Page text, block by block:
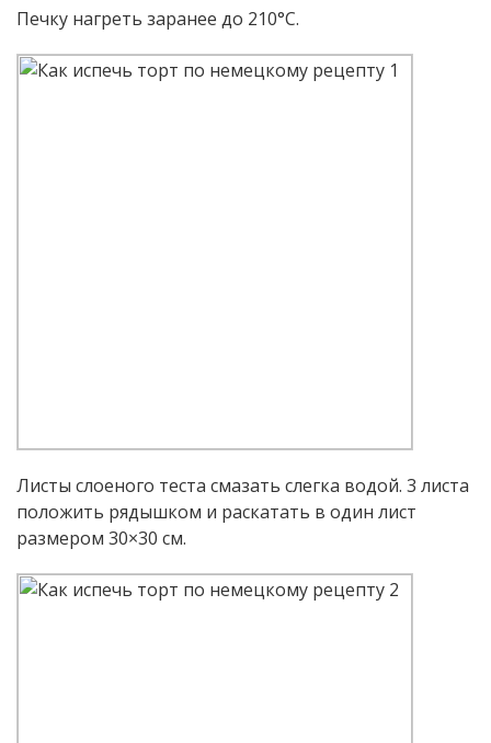
Печку нагреть заранее до 210°С.
Листы слоеного теста смазать слегка водой. 3 листа
положить рядышком и раскатать в один лист
размером 30×30 см.